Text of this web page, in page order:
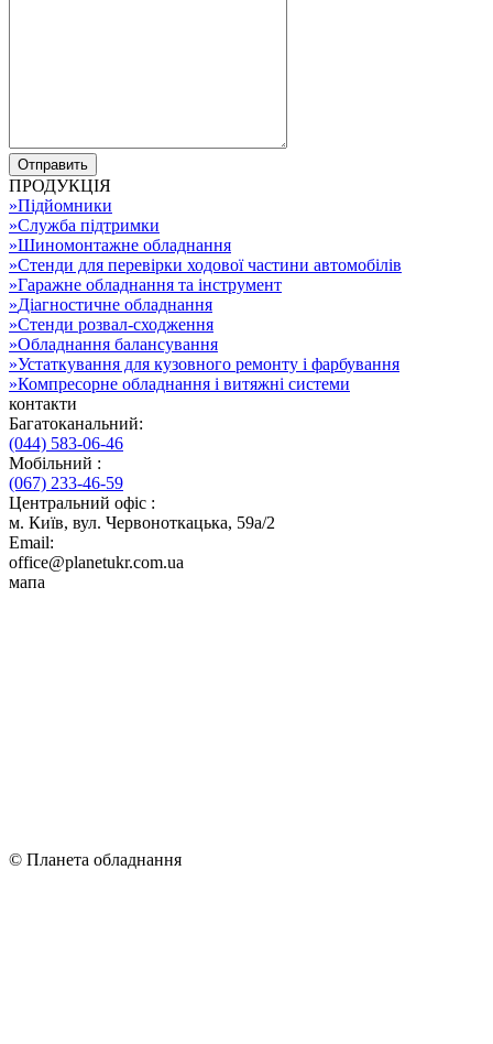
ПРОДУКЦІЯ
»Підйомники
»Служба підтримки
»Шиномонтажне обладнання
»Стенди для перевірки ходової частини автомобілів
»Гаражне обладнання та інструмент
»Діагностичне обладнання
»Стенди розвал-сходження
»Обладнання балансування
»Устаткування для кузовного ремонту і фарбування
»Компресорне обладнання і витяжні системи
контакти
Багатоканальний:
(044) 583-06-46
Мобільний :
(067) 233-46-59
Центральний офіс :
м. Київ, вул. Червоноткацька, 59а/2
Email:
office@planetukr.com.ua
мапа
© Планета обладнання